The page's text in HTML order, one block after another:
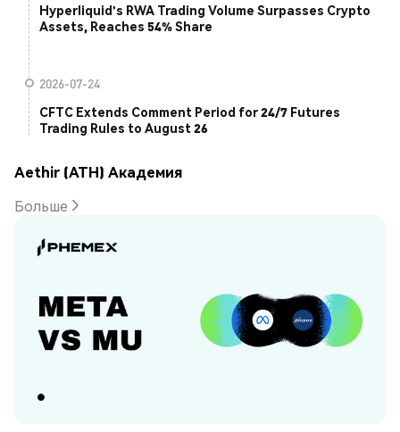
Hyperliquid's RWA Trading Volume Surpasses Crypto
Assets, Reaches 54% Share
2026-07-24
CFTC Extends Comment Period for 24/7 Futures
Trading Rules to August 26
Aethir (ATH) Академия
Больше